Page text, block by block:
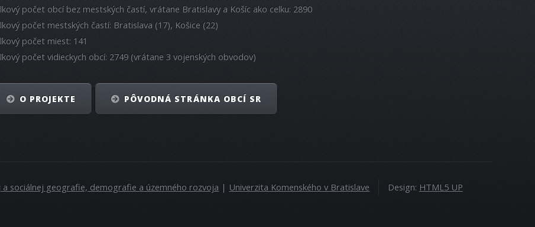
počet obcí bez mestských častí, vrátane Bratislavy a Košíc ako celku: 2890
počet mestských častí: Bratislava (17), Košice (22)
počet miest: 141
počet vidieckych obcí: 2749 (vrátane 3 vojenských obvodov)
O PROJEKTE PÔVODNÁ STRÁNKA OBCÍ SR
sociálnej geografie, demografie a územného rozvoja | Univerzita Komenského v Bratislave Design: HTML5 UP